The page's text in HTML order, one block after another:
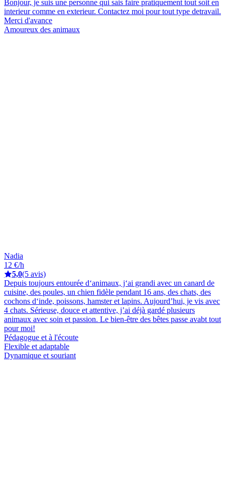
Bonjour, je suis une personne qui sais faire pratiquement tout soit en
interieur comme en exterieur. Contactez moi pour tout type detravail.
Merci d'avance
Amoureux des animaux
Nadia
12 €/h
5,0(5 avis)
Depuis toujours entourée d‘animaux, j‘ai grandi avec un canard de
cuisine, des poules, un chien fidèle pendant 16 ans, des chats, des
cochons d‘inde, poissons, hamster et lapins. Aujourd’hui, je vis avec
4 chats. Sérieuse, douce et attentive, j’ai déjà gardé plusieurs
animaux avec soin et passion. Le bien-être des bêtes passe avabt tout
pour moi!
Pédagogue et à l'écoute
Flexible et adaptable
Dynamique et souriant